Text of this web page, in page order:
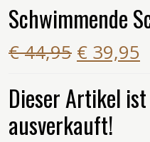
Schwimmende
€ 44,95 € 39,95
Dieser Artikel
ausverkauft!